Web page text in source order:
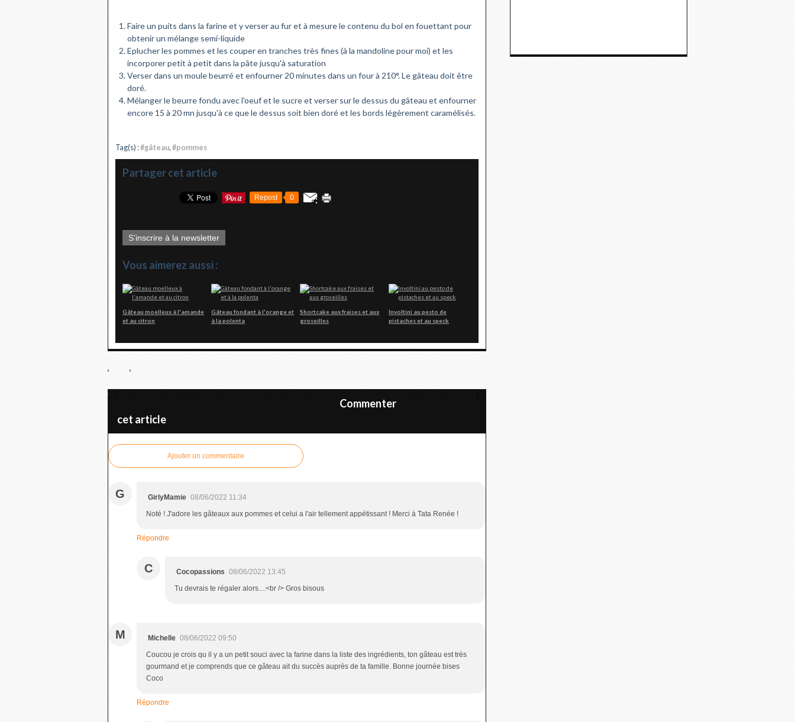
Faire un puits dans la farine et y verser au fur et à mesure le contenu du bol en fouettant pour
obtenir un mélange semi-liquide
Eplucher les pommes et les couper en tranches très fines (à la mandoline pour moi) et les
incorporer petit à petit dans la pâte jusqu'à saturation
Verser dans un moule beurré et enfourner 20 minutes dans un four à 210°. Le gâteau doit être
doré.
Mélanger le beurre fondu avec l'oeuf et le sucre et verser sur le dessus du gâteau et enfourner
encore 15 à 20 mn jusqu'à ce que le dessus soit bien doré et les bords légèrement caramélisés.
Tag(s) :#gâteau, #pommes
Partager cet article
Repost 0
S'inscrire à la newsletter
Vous aimerez aussi :
Gâteau moelleux à l'amande
et au citron
Gâteau fondant à l'orange et
à la polenta
Shortcake aux fraises et aux
groseilles
Involtini au pesto de
pistaches et au speck
Commenter
cet article
Ajouter un commentaire
G GirlyMamie 08/06/2022 11:34
Noté ! J'adore les gâteaux aux pommes et celui a l'air tellement appétissant ! Merci à Tata Renée !
Répondre
C Cocopassions 08/06/2022 13:45
Tu devrais te régaler alors....<br /> Gros bisous
M Michelle 08/06/2022 09:50
Coucou je crois qu il y a un petit souci avec la farine dans la liste des ingrédients, ton gâteau est très
gourmand et je comprends que ce gâteau ait du succès auprès de ta famille. Bonne journée bises
Coco
Répondre